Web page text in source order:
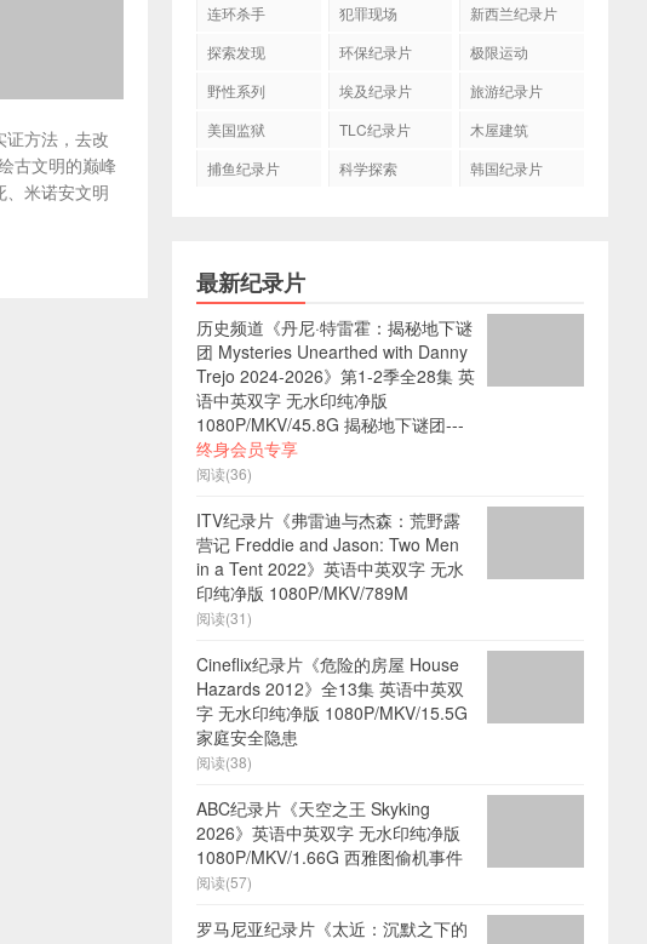
证方法，去改
古文明的巅峰
米诺安文明
连环杀手
犯罪现场
新西兰纪录片
探索发现
环保纪录片
极限运动
野性系列
埃及纪录片
旅游纪录片
美国监狱
TLC纪录片
木屋建筑
捕鱼纪录片
科学探索 韩国纪录片
最新纪录片
历史频道《丹尼·特雷霍：揭秘地下谜
团 Mysteries Unearthed with Danny
Trejo 2024-2026》第1-2季全28集 英
语中英双字 无水印纯净版
1080P/MKV/45.8G 揭秘地下谜团---
终身会员专享
阅读(36)
ITV纪录片《弗雷迪与杰森：荒野露
营记 Freddie and Jason: Two Men
in a Tent 2022》英语中英双字 无水
印纯净版 1080P/MKV/789M
阅读(31)
Cineflix纪录片《危险的房屋 House
Hazards 2012》全13集 英语中英双
字 无水印纯净版 1080P/MKV/15.5G
家庭安全隐患
阅读(38)
ABC纪录片《天空之王 Skyking
2026》英语中英双字 无水印纯净版
1080P/MKV/1.66G 西雅图偷机事件
阅读(57)
罗马尼亚纪录片《太近：沉默之下的